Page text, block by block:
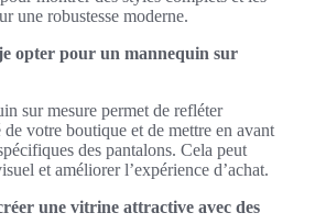
une robustesse moderne.
opter pour un mannequin sur
sur mesure permet de refléter
votre boutique et de mettre en avant
des pantalons. Cela peut
et améliorer l’expérience d’achat.
une vitrine attractive avec des